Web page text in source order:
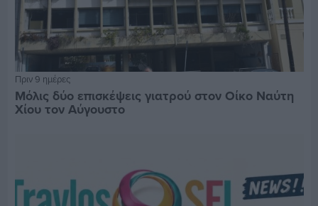
Πριν 9 ημέρες
Μόλις δύο επισκέψεις γιατρού στον Οίκο Ναύτη
Χίου τον Αύγουστο